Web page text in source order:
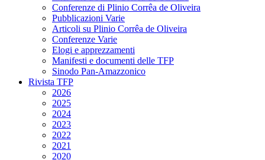
Conferenze di Plinio Corrêa de Oliveira
Pubblicazioni Varie
Articoli su Plinio Corrêa de Oliveira
Conferenze Varie
Elogi e apprezzamenti
Manifesti e documenti delle TFP
Sinodo Pan-Amazzonico
Rivista TFP
2026
2025
2024
2023
2022
2021
2020